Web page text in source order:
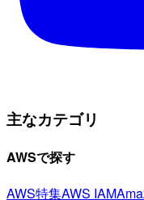
主なカテゴリ
AWSで探す
AWS特集AWS IAM